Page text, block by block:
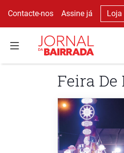
Contacte-nos Assine já Loja
Feira De